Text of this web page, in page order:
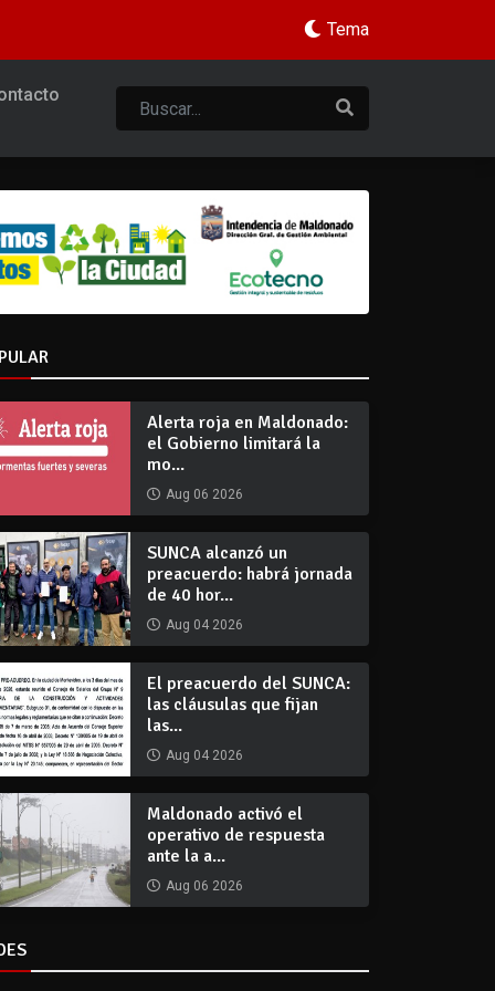
Tema
Alerta roja en Maldonado:
el Gobierno limitará la
mo...
Aug 06 2026
SUNCA alcanzó un
preacuerdo: habrá jornada
de 40 hor...
Aug 04 2026
El preacuerdo del SUNCA:
las cláusulas que fijan
las...
Aug 04 2026
Maldonado activó el
operativo de respuesta
ante la a...
Aug 06 2026